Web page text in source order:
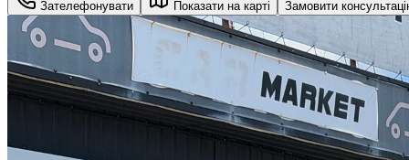
Зателефонувати Показати на карті Замовити